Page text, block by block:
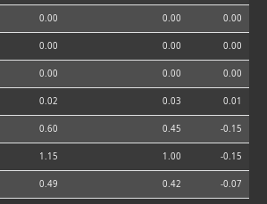
0.00 0.00 0.00
0.00 0.00 0.00
0.00 0.00 0.00
0.02 0.03 0.01
0.60 0.45 -0.15
1.15 1.00 -0.15
0.49 0.42 -0.07